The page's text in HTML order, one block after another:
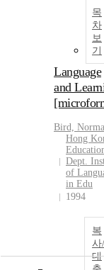
목
차
보
기
Language
and
Bird,
Hong
Dept.
of
in Edu
1994
복
사/
대